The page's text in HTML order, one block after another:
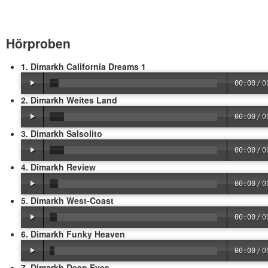
Hörproben
1. Dimarkh California Dreams 1
00:00 /
2. Dimarkh Weites Land
00:00 /
3. Dimarkh Salsolito
00:00 /
4. Dimarkh Review
00:00 /
5. Dimarkh West-Coast
00:00 /
6. Dimarkh Funky Heaven
00:00 /